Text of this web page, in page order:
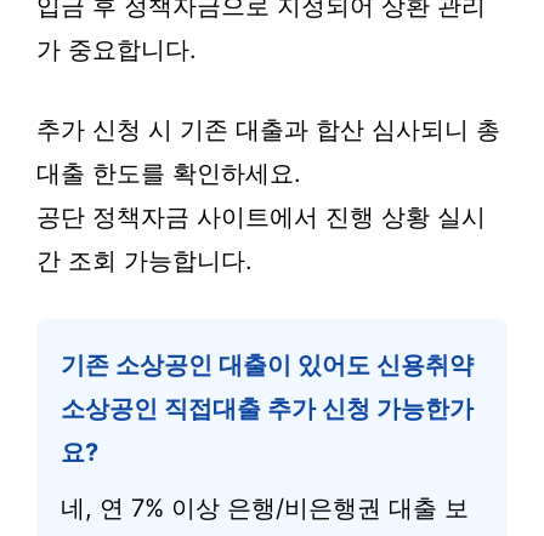
입금 후 정책자금으로 지정되어 상환 관리
가 중요합니다.
추가 신청 시 기존 대출과 합산 심사되니 총
대출 한도를 확인하세요.
공단 정책자금 사이트에서 진행 상황 실시
간 조회 가능합니다.
기존 소상공인 대출이 있어도 신용취약
소상공인 직접대출 추가 신청 가능한가
요?
네, 연 7% 이상 은행/비은행권 대출 보